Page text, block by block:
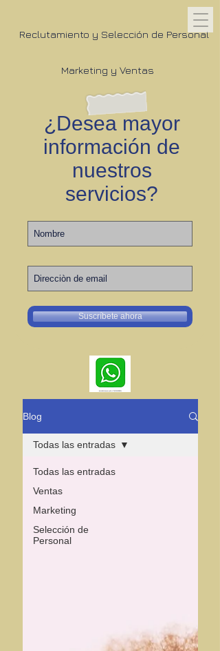
Reclutamiento y Selección de Personal
Marketing y Ventas
¿Desea mayor
información de
nuestros
servicios?
Suscríbete ahora
Blog
Todas las entradas
Ventas
Marketing
Selección de
Personal
Todas las entradas